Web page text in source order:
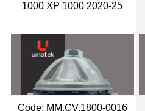
1000 XP 1000 2020-25
Code: MM.CV.1800-0016